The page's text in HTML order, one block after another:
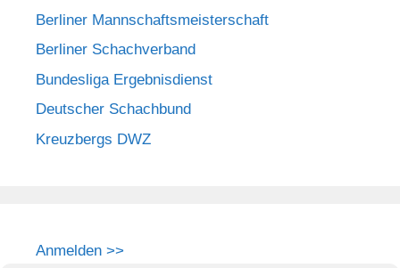
Berliner Mannschaftsmeisterschaft
Berliner Schachverband
Bundesliga Ergebnisdienst
Deutscher Schachbund
Kreuzbergs DWZ
Anmelden >>